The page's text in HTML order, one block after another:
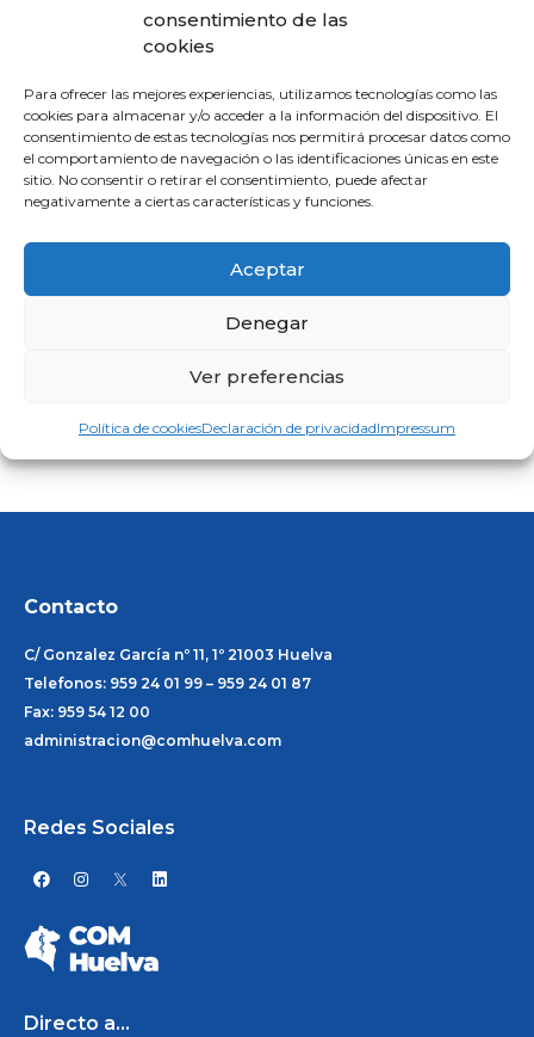
consentimiento de las
cookies
Para ofrecer las mejores experiencias, utilizamos tecnologías como las
cookies para almacenar y/o acceder a la información del dispositivo. El
consentimiento de estas tecnologías nos permitirá procesar datos como
el comportamiento de navegación o las identificaciones únicas en este
sitio. No consentir o retirar el consentimiento, puede afectar
negativamente a ciertas características y funciones.
Aceptar
Denegar
Ver preferencias
Política de cookiesDeclaración de privacidadImpressum
Eventos pasados
HORA
18:30
LOCALIZACIÓN
Colegio de Médicos
CATEGORÍA
Eventos
Contacto
C/ Gonzalez García nº 11, 1º 21003 Huelva
Telefonos: 959 24 01 99 – 959 24 01 87
Fax: 959 54 12 00
administracion@comhuelva.com
Redes Sociales
F
a
e
b
o
o
I
n
a
g
r
L
i
i
Directo a...